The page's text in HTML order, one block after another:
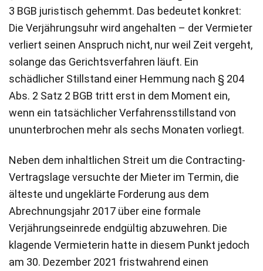
3 BGB juristisch gehemmt. Das bedeutet konkret:
Die Verjährungsuhr wird angehalten – der Vermieter
verliert seinen Anspruch nicht, nur weil Zeit vergeht,
solange das Gerichtsverfahren läuft. Ein
schädlicher Stillstand einer Hemmung nach § 204
Abs. 2 Satz 2 BGB tritt erst in dem Moment ein,
wenn ein tatsächlicher Verfahrensstillstand von
ununterbrochen mehr als sechs Monaten vorliegt.
Neben dem inhaltlichen Streit um die Contracting-
Vertragslage versuchte der Mieter im Termin, die
älteste und ungeklärte Forderung aus dem
Abrechnungsjahr 2017 über eine formale
Verjährungseinrede endgültig abzuwehren. Die
klagende Vermieterin hatte in diesem Punkt jedoch
am 30. Dezember 2021 fristwahrend einen